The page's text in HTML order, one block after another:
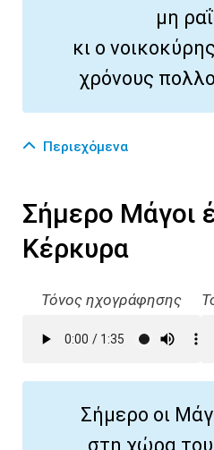
μη
κι ο
χρόνους
Περιεχόμενα
Σήμερο Μάγοι
Κέρκυρα
Τόνος ηχογράφησης
Σήμερο οι
στη χώρα